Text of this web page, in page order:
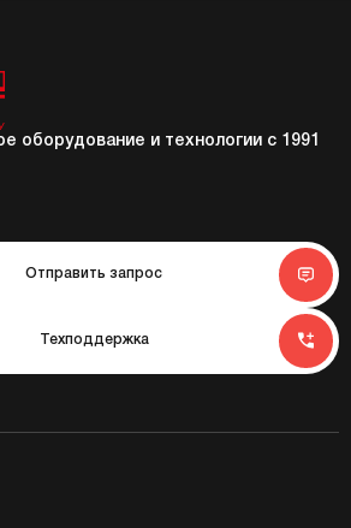
оборудование и технологии с 1991
Отправить запрос
Техподдержка